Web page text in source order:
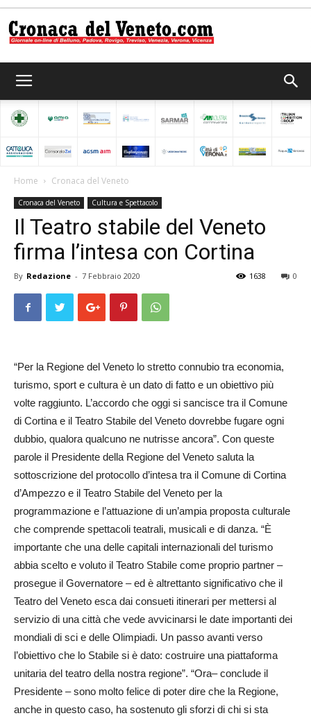
del
Veneto
Home Cronaca del Veneto
Cronaca del Veneto Cultura e Spettacolo
Il Teatro stabile del Veneto
firma l’intesa con Cortina
By Redazione - 7 Febbraio 2020 0
1638
“Per la Regione del Veneto lo stretto connubio tra economia,
turismo, sport e cultura è un dato di fatto e un obiettivo più
volte raggiunto. L’accordo che oggi si sancisce tra il Comune
di Cortina e il Teatro Stabile del Veneto dovrebbe fugare ogni
dubbio, qualora qualcuno ne nutrisse ancora”. Con queste
parole il Presidente della Regione del Veneto saluta la
sottoscrizione del protocollo d’intesa tra il Comune di Cortina
d’Ampezzo e il Teatro Stabile del Veneto per la
programmazione e l’attuazione di un’ampia proposta culturale
che comprende spettacoli teatrali, musicali e di danza. “È
importante che una delle capitali internazionali del turismo
abbia scelto e voluto il Teatro Stabile come proprio partner –
prosegue il Governatore – ed è altrettanto significativo che il
Teatro del Veneto esca dai consueti itinerari per mettersi al
servizio di una città che vede avvicinarsi le date importanti dei
mondiali di sci e delle Olimpiadi. Un passo avanti verso
l’obiettivo che lo Stabile si è dato: costruire una piattaforma
unitaria del teatro della nostra regione”. “Ora– conclude il
Presidente – sono molto felice di poter dire che la Regione,
anche in questo caso, ha sostenuto gli sforzi di chi si sta